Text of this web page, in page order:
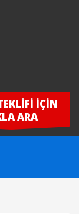
İÇİN
ARA